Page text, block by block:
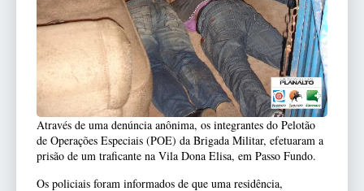
Através de uma denúncia anônima, os integrantes do Pelotão
de Operações Especiais (POE) da Brigada Militar, efetuaram a
prisão de um traficante na Vila Dona Elisa, em Passo Fundo.
Os policiais foram informados de que uma residência,